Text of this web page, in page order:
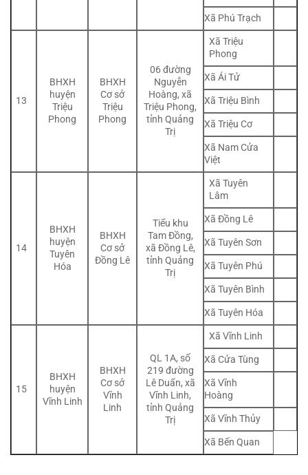
Xã Phú Trạch
13
BHXH
huyện
Triệu
Phong
BHXH
Cơ sở
Triệu
Phong
06 đường
Nguyễn
Hoàng, xã
Triệu Phong,
tỉnh Quảng
Trị
Xã Triệu
Phong
Xã Ái Tử
Xã Triệu Bình
Xã Triệu Cơ
Xã Nam Cửa
Việt
14
BHXH
huyện
Tuyên
Hóa
BHXH
Cơ sở
Đồng Lê
Tiểu khu
Tam Đồng,
xã Đồng Lê,
tỉnh Quảng
Trị
Xã Tuyên
Lâm
Xã Đồng Lê
Xã Tuyên Sơn
Xã Tuyên Phú
Xã Tuyên Bình
Xã Tuyên Hóa
15
BHXH
huyện
Vĩnh Linh
BHXH
Cơ sở
Vĩnh
Linh
QL 1A, số
219 đường
Lê Duẩn, xã
Vĩnh Linh,
tỉnh Quảng
Trị
Xã Vĩnh Linh
Xã Cửa Tùng
Xã Vĩnh
Hoàng
Xã Vĩnh Thủy
Xã Bến Quan